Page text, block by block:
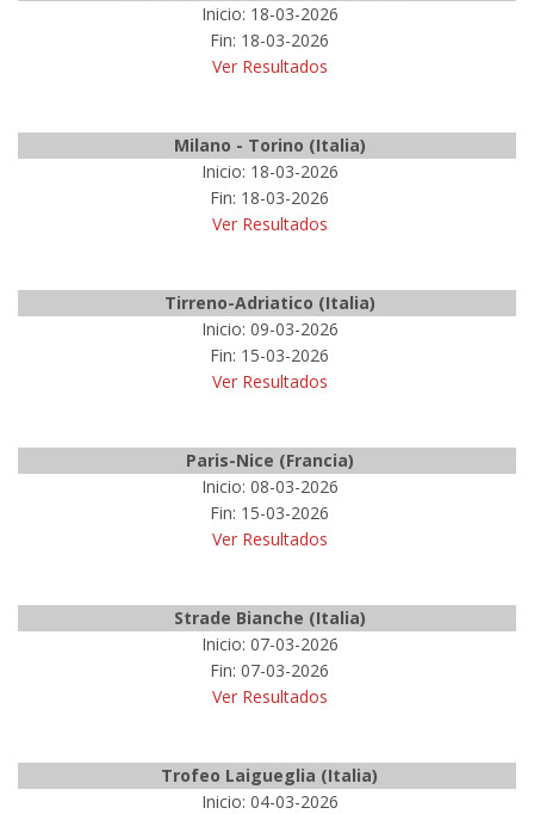
Inicio: 18-03-2026
Fin: 18-03-2026
Ver Resultados
Milano - Torino (Italia)
Inicio: 18-03-2026
Fin: 18-03-2026
Ver Resultados
Tirreno-Adriatico (Italia)
Inicio: 09-03-2026
Fin: 15-03-2026
Ver Resultados
Paris-Nice (Francia)
Inicio: 08-03-2026
Fin: 15-03-2026
Ver Resultados
Strade Bianche (Italia)
Inicio: 07-03-2026
Fin: 07-03-2026
Ver Resultados
Trofeo Laigueglia (Italia)
Inicio: 04-03-2026